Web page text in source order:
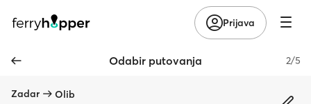
Prijava
Odabir putovanja 2/5
Zadar
Olib